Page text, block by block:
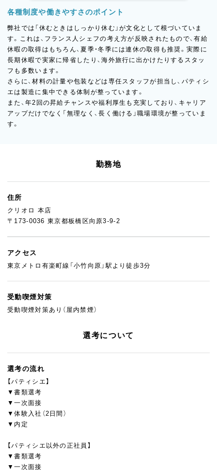
各種制度や働きやすさのポイント
弊社では「休むときはしっかり休む」が文化として根づいていま
す。これは、フランス人シェフの考え方が反映されたもので、有給
休暇の取得はもちろん、夏季・冬季には連休の取得も推奨。実際に
長期休暇で実家に帰省したり、海外旅行に出かけたりするスタッ
フも多数います。
さらに、材料の計量や包装などは専任スタッフが担当し、パティシ
エは製造に集中できる体制が整っています。
また、年2回の昇給チャンスや福利厚生も充実しており、キャリア
アップだけでなく「無理なく、長く働ける」職場環境が整っていま
す。
勤務地
住所
クリオロ 本店
〒173-0036 東京都板橋区向原3-9-2
アクセス
東京メトロ有楽町線「小竹向原」駅より徒歩3分
受動喫煙対策
受動喫煙対策あり（屋内禁煙）
選考について
選考の流れ
【パティシエ】
▼書類選考
▼一次面接
▼体験入社（2日間）
▼内定
【パティシエ以外の正社員】
▼書類選考
▼一次面接